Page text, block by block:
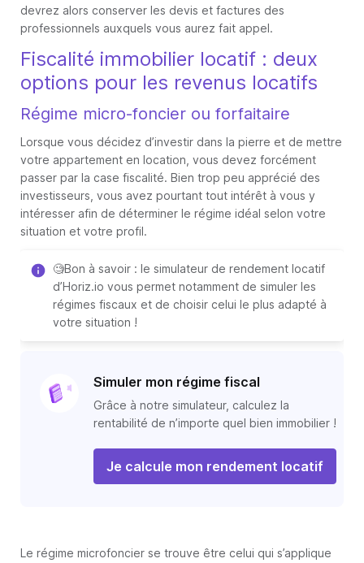
devrez alors conserver les devis et factures des
professionnels auxquels vous aurez fait appel.
Fiscalité immobilier locatif : deux
options pour les revenus locatifs
Régime micro-foncier ou forfaitaire
Lorsque vous décidez d’investir dans la pierre et de mettre
votre appartement en location, vous devez forcément
passer par la case fiscalité. Bien trop peu apprécié des
investisseurs, vous avez pourtant tout intérêt à vous y
intéresser afin de déterminer le régime idéal selon votre
situation et votre profil.
🧐Bon à savoir : le simulateur de rendement locatif
d’Horiz.io vous permet notamment de simuler les
régimes fiscaux et de choisir celui le plus adapté à
votre situation !
Simuler mon régime fiscal
Grâce à notre simulateur, calculez la
rentabilité de n’importe quel bien immobilier !
Je calcule mon rendement locatif
Le régime microfoncier se trouve être celui qui s’applique